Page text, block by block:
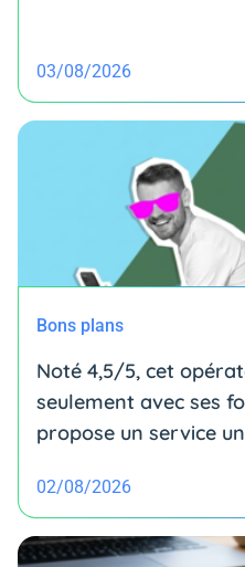
03/08/2026
Bons plans
Noté 4,5/5, cet
seulement avec ses
propose un service
02/08/2026